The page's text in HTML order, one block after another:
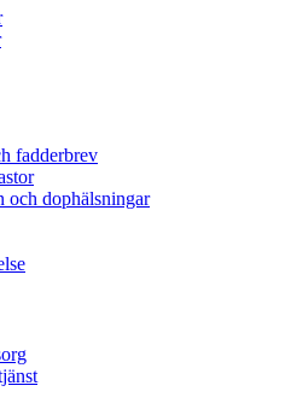
fadderbrev
och dophälsningar